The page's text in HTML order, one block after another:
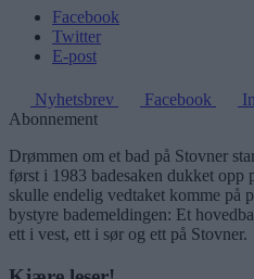
Facebook
Twitter
E-post
Nyhetsbrev Facebook
Abonnement
Drømmen om et bad på Stovner
først i 1983 badesaken dukket opp
skulle endelig vedtaket komme på
bystyre bademeldingen: Et
ett i vest, ett i sør og ett på Stovner.